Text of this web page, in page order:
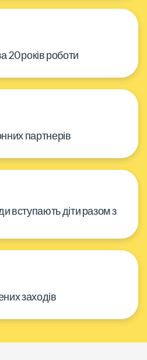
20 років роботи
партнерів
вступають діти разом з
заходів